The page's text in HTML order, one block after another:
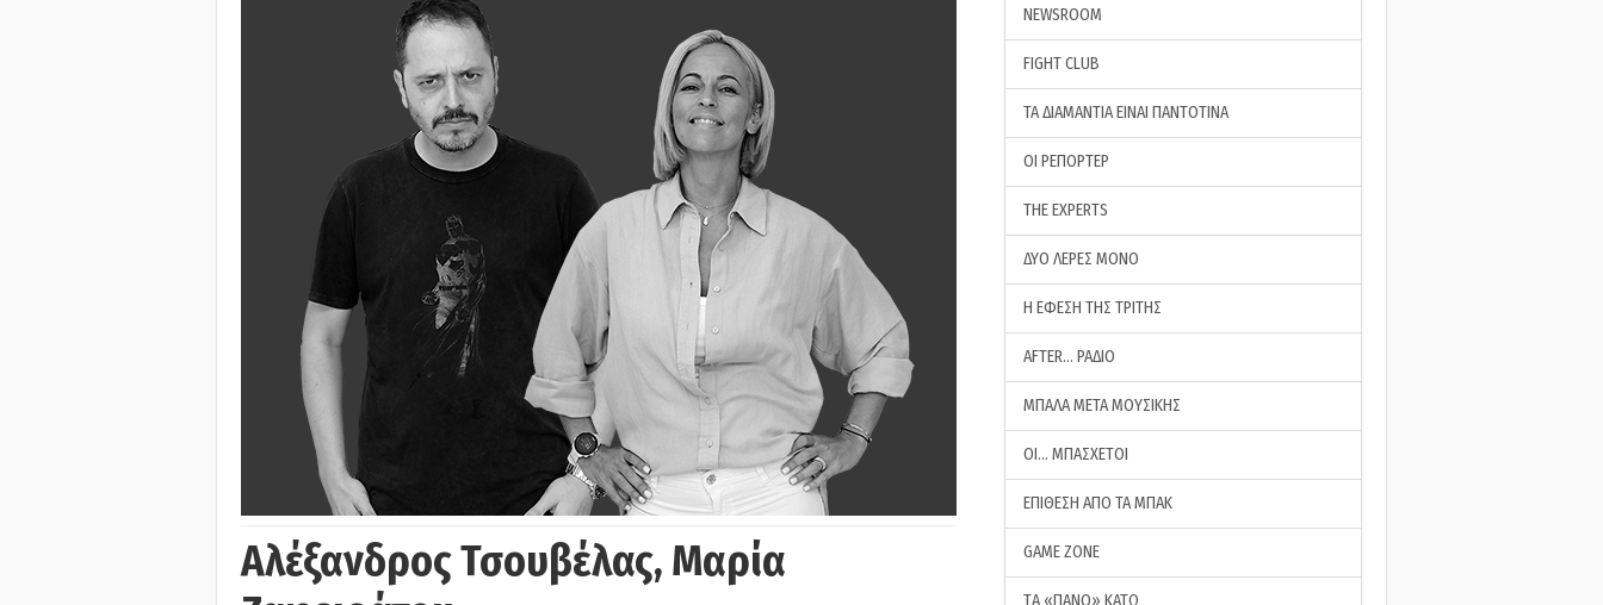
Αλέξανδρος Τσουβέλας, Μαρία
NEWSROOM
FIGHT CLUB
ΤΑ ΔΙΑΜΑΝΤΙΑ ΕΙΝΑΙ ΠΑΝΤΟΤΙΝΑ
ΟΙ ΡΕΠΟΡΤΕΡ
THE EXPERTS
ΔΥΟ ΛΕΡΕΣ ΜΟΝΟ
Η ΕΦΕΣΗ ΤΗΣ ΤΡΙΤΗΣ
AFTER… ΡΑΔΙΟ
ΜΠΑΛΑ ΜΕΤΑ ΜΟΥΣΙΚΗΣ
ΟΙ… ΜΠΑΣΧΕΤΟΙ
ΕΠΙΘΕΣΗ ΑΠΟ ΤΑ ΜΠΑΚ
GAME ZONE
ΤA «ΠΑΝΟ» ΚΑΤΩ